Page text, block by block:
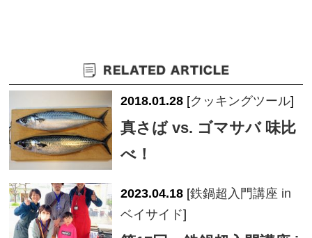
2018.01.28 [クッキングツール]
真さば vs. ゴマサバ 味比
べ！
2023.04.18 [鉄鍋超入門講座 in
ベイサイド]